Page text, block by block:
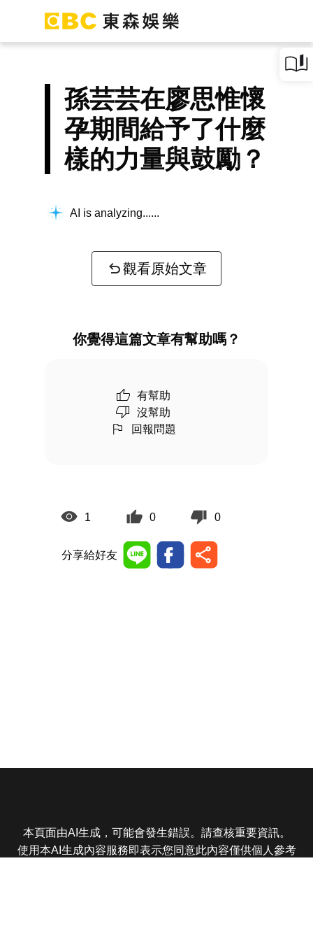
孫芸芸在廖思惟懷
孕期間給予了什麼
樣的力量與鼓勵？
AI is analyzing...
觀看原始文章
你覺得這篇文章有幫助嗎？
有幫助
沒幫助
回報問題
1 0 0
分享給好友
本頁面由AI生成，可能會發生錯誤。請查核重要資訊。
使用本AI生成內容服務即表示您同意此內容僅供個人參考